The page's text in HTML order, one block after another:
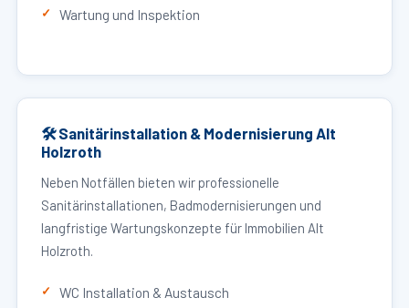
Wartung und Inspektion
🛠 Sanitärinstallation & Modernisierung Alt
Holzroth
Neben Notfällen bieten wir professionelle
Sanitärinstallationen, Badmodernisierungen und
langfristige Wartungskonzepte für Immobilien Alt
Holzroth.
WC Installation & Austausch